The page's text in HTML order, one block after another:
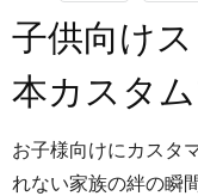
子供向け
本カスタ
お子様向けにカスタ
れない家族の絆の瞬